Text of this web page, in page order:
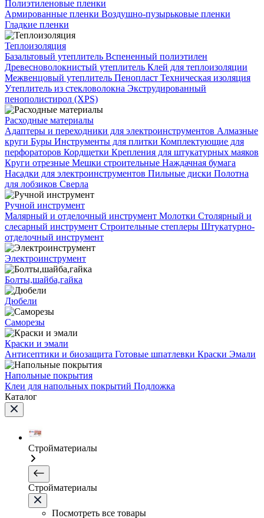
Полиэтиленовые пленки
Армированные пленки Воздушно-пузырьковые пленки
Гладкие пленки
Теплоизоляция
Базальтовый утеплитель Вспененный полиэтилен
Древесноволокнистый утеплитель Клей для теплоизоляции
Межвенцовый утеплитель Пенопласт Техническая изоляция
Утеплитель из стекловолокна Экструдированный
пенополистирол (XPS)
Расходные материалы
Адаптеры и переходники для электроинструментов Алмазные
круги Буры Инструменты для плитки Комплектующие для
перфораторов Кордщетки Крепления для штукатурных маяков
Круги отрезные Мешки строительные Наждачная бумага
Насадки для электроинструментов Пильные диски Полотна
для лобзиков Сверла
Ручной инструмент
Малярный и отделочный инструмент Молотки Столярный и
слесарный инструмент Строительные степлеры Штукатурно-
отделочный инструмент
Электроинструмент
Болты,шайба,гайка
Дюбели
Саморезы
Краски и эмали
Антисептики и биозащита Готовые шпатлевки Краски Эмали
Напольные покрытия
Клеи для напольных покрытий Подложка
Каталог
Стройматериалы
Стройматериалы
Посмотреть все товары